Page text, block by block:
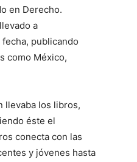
en Derecho.
a
publicando
como México,
llevaba los libros,
éste el
conecta con las
y jóvenes hasta